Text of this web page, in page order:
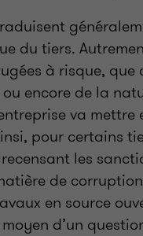
du tiers.
à risque,
encore de la
va
pour certains
les
de
en source
d’un